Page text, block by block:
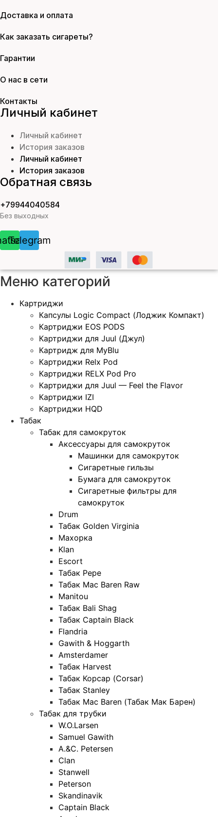
Доставка и оплата
Как заказать сигареты?
Гарантии
О нас в сети
Контакты
Личный кабинет
Личный кабинет
История заказов
Личный кабинет
История заказов
Обратная связь
+79944040584
Без выходных
Telegram
Меню категорий
Картриджи
Капсулы Logic Compact (Лоджик Компакт)
Картриджи EOS PODS
Картриджи для Juul (Джул)
Картридж для MyBlu
Картриджи Relx Pod
Картриджи RELX Pod Pro
Картриджи для Juul — Feel the Flavor
Картриджи IZI
Картриджи HQD
Табак
Табак для самокруток
Аксессуары для самокруток
Машинки для самокруток
Сигаретные гильзы
Бумага для самокруток
Сигаретные фильтры для
самокруток
Drum
Табак Golden Virginia
Махорка
Klan
Escort
Табак Pepe
Табак Mac Baren Raw
Manitou
Табак Bali Shag
Табак Captain Black
Flandria
Gawith & Hoggarth
Amsterdamer
Табак Harvest
Табак Корсар (Corsar)
Табак Stanley
Табак Mac Baren (Табак Мак Барен)
Табак для трубки
W.O.Larsen
Samuel Gawith
A.&C. Petersen
Clan
Stanwell
Peterson
Skandinavik
Captain Black